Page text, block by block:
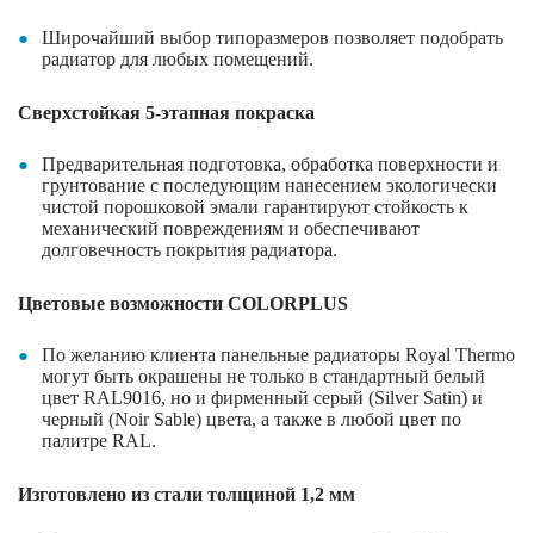
Широчайший выбор типоразмеров позволяет подобрать
радиатор для любых помещений.
Сверхстойкая 5-этапная покраска
Предварительная подготовка, обработка поверхности и
грунтование с последующим нанесением экологически
чистой порошковой эмали гарантируют стойкость к
механический повреждениям и обеспечивают
долговечность покрытия радиатора.
Цветовые возможности COLORPLUS
По желанию клиента панельные радиаторы Royal Thermo
могут быть окрашены не только в стандартный белый
цвет RAL9016, но и фирменный серый (Silver Satin) и
черный (Noir Sable) цвета, а также в любой цвет по
палитре RAL.
Изготовлено из стали толщиной 1,2 мм